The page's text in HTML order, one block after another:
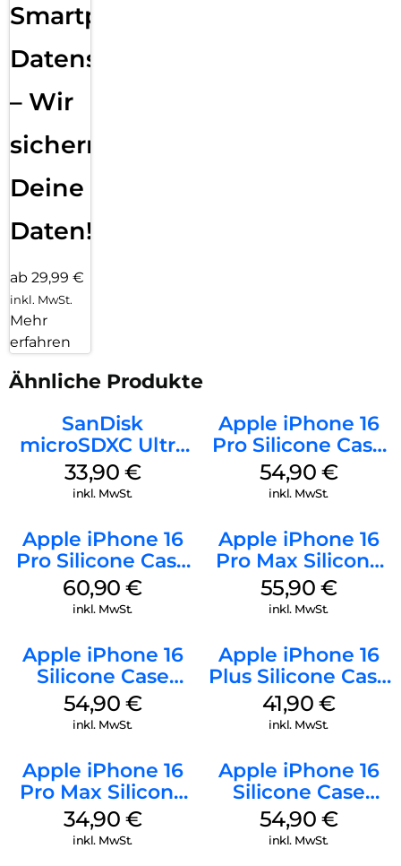
Smartphone
Datensicherung
– Wir
sichern
Deine
Daten!
ab 29,99 €
inkl. MwSt.
Mehr
erfahren
Ähnliche Produkte
SanDisk
microSDXC Ultra
128 GB + Adapter
Mobile
33,90 €
inkl. MwSt.
Apple iPhone 16
Pro Silicone Case
MagSafe Black
54,90 €
inkl. MwSt.
Apple iPhone 16
Pro Silicone Case
MagSafe Stone
Gray
60,90€
inkl. MwSt.
Apple iPhone 16
Pro Max Silicone
Case MagSafe
Stone Gray
55,90 €
inkl. MwSt.
Apple iPhone 16
Silicone Case
MagSafe Black
54,90 €
inkl. MwSt.
Apple iPhone 16
Plus Silicone Case
MagSafe Stone
Gray
41,90 €
inkl. MwSt.
Apple iPhone 16
Pro Max Silicone
Case MagSafe
Denim
34,90 €
inkl. MwSt.
Apple iPhone 16
Silicone Case
MagSafe Lake
Green
54,90 €
inkl. MwSt.